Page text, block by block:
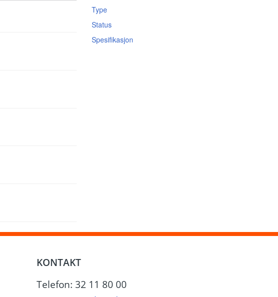
Type
Status
Spesifikasjon